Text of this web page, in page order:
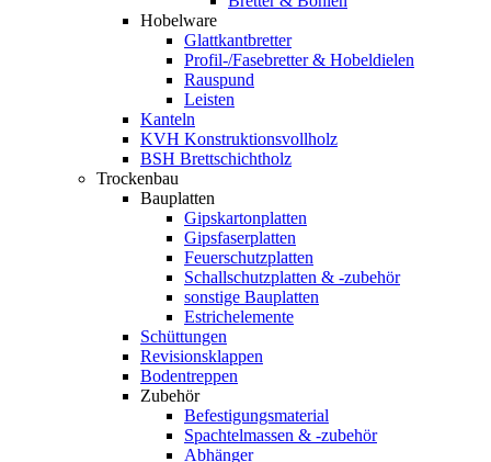
Hobelware
Glattkantbretter
Profil-/Fasebretter & Hobeldielen
Rauspund
Leisten
Kanteln
KVH Konstruktionsvollholz
BSH Brettschichtholz
Trockenbau
Bauplatten
Gipskartonplatten
Gipsfaserplatten
Feuerschutzplatten
Schallschutzplatten & -zubehör
sonstige Bauplatten
Estrichelemente
Schüttungen
Revisionsklappen
Bodentreppen
Zubehör
Befestigungsmaterial
Spachtelmassen & -zubehör
Abhänger